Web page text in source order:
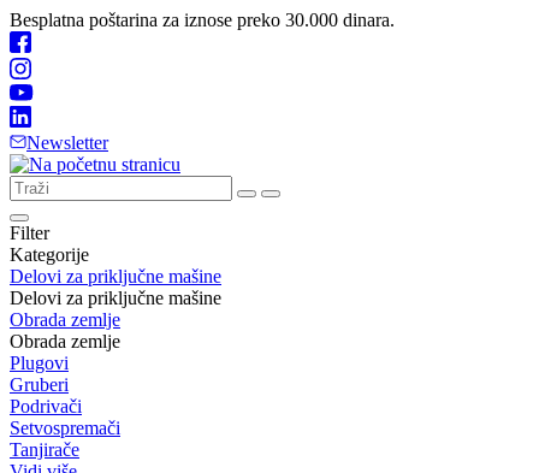
Besplatna poštarina za iznose preko 30.000 dinara.
Newsletter
Filter
Kategorije
Delovi za priključne mašine
Delovi za priključne mašine
Obrada zemlje
Obrada zemlje
Plugovi
Gruberi
Podrivači
Setvospremači
Tanjirače